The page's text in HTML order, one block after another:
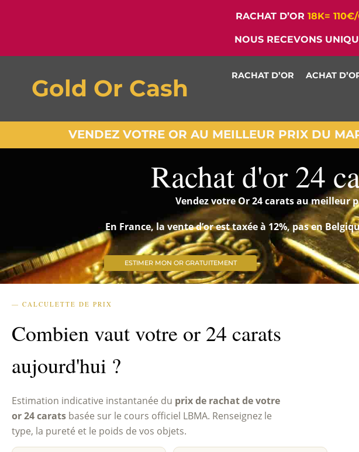
RACHAT D’OR 18K= 110€/
NOUS RECEVONS
Gold Or Cash RACHAT D’OR ACHAT
VENDEZ VOTRE OR AU MEILLEUR PRIX DU
Rachat d'or 24
Vendez votre Or 24 carats au meilleur
En France, la vente d’or est taxée à 12%, pas en
ESTIMER MON OR GRATUITEMENT
— CALCULETTE DE PRIX
Combien vaut votre or 24 carats
aujourd'hui ?
Estimation indicative instantanée du prix de rachat de votre
or 24 carats basée sur le cours officiel LBMA. Renseignez le
type, la pureté et le poids de vos objets.